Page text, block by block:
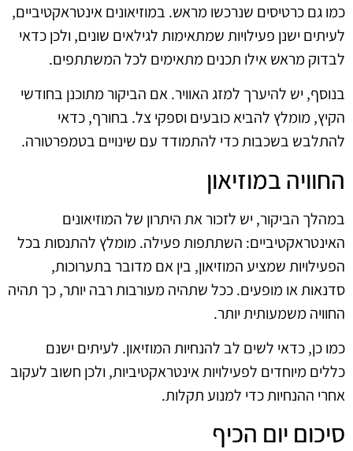
כמו גם כרטיסים שנרכשו מראש. במוזיאונים אינטראקטיביים,
לעיתים ישנן פעילויות שמתאימות לגילאים שונים, ולכן כדאי
לבדוק מראש אילו תכנים מתאימים לכל המשתתפים.
בנוסף, יש להיערך למזג האוויר. אם הביקור מתוכנן בחודשי
הקיץ, מומלץ להביא כובעים וספקי צל. בחורף, כדאי
להתלבש בשכבות כדי להתמודד עם שינויים בטמפרטורה.
החוויה במוזיאון
במהלך הביקור, יש לזכור את היתרון של המוזיאונים
האינטראקטיביים: השתתפות פעילה. מומלץ להתנסות בכל
הפעילויות שמציע המוזיאון, בין אם מדובר בתערוכות,
סדנאות או מופעים. ככל שתהיה מעורבות רבה יותר, כך תהיה
החוויה משמעותית יותר.
כמו כן, כדאי לשים לב להנחיות המוזיאון. לעיתים ישנם
כללים מיוחדים לפעילויות אינטראקטיביות, ולכן חשוב לעקוב
אחרי ההנחיות כדי למנוע תקלות.
סיכום יום הכיף